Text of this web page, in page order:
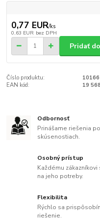
0,77 EUR/ks
0,63 EUR bez DPH
Pridať
Číslo produktu:
10166
EAN kód:
19
Odbornosť
Prinášame riešenia
skúsenostiach.
Osobný prístup
Každému
na jeho potreby.
Flexibilita
Rýchlo sa
riešenie.